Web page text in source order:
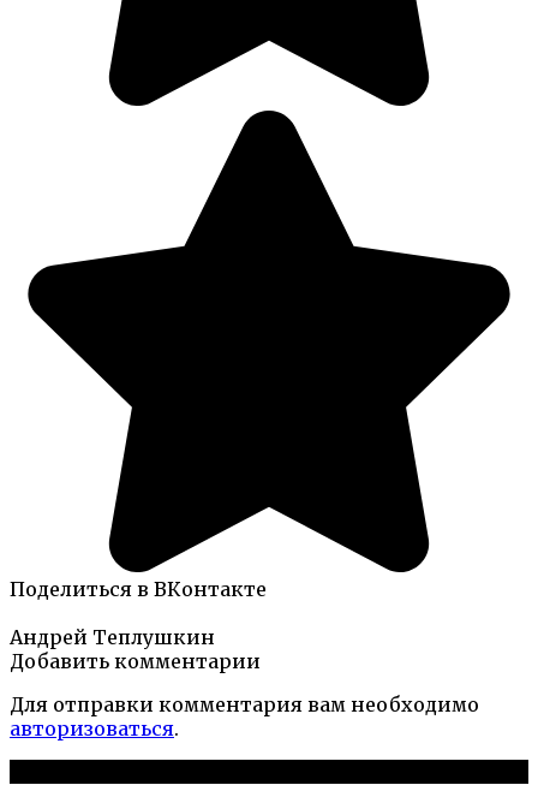
Поделиться в ВКонтакте
Андрей Теплушкин
Добавить комментарии
Для отправки комментария вам необходимо
авторизоваться.